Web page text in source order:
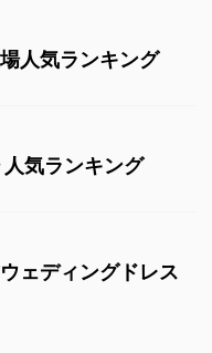
人気ランキング
気ランキング
ェディングドレス